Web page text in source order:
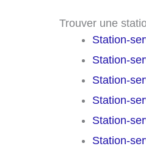
Trouver une
Station-
Station-
Station-
Station-
Station-
Station-